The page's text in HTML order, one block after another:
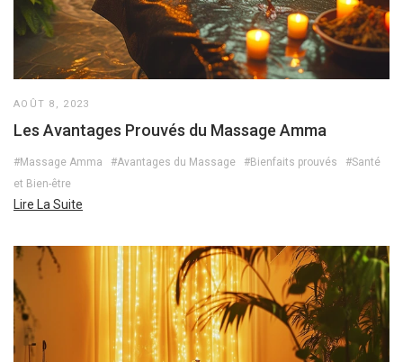
AOÛT 8, 2023
Les Avantages Prouvés du Massage Amma
#Massage Amma #Avantages du Massage #Bienfaits prouvés
#Santé
et Bien-être
Lire La Suite